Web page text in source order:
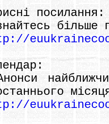
посилання:
більше
найближчих